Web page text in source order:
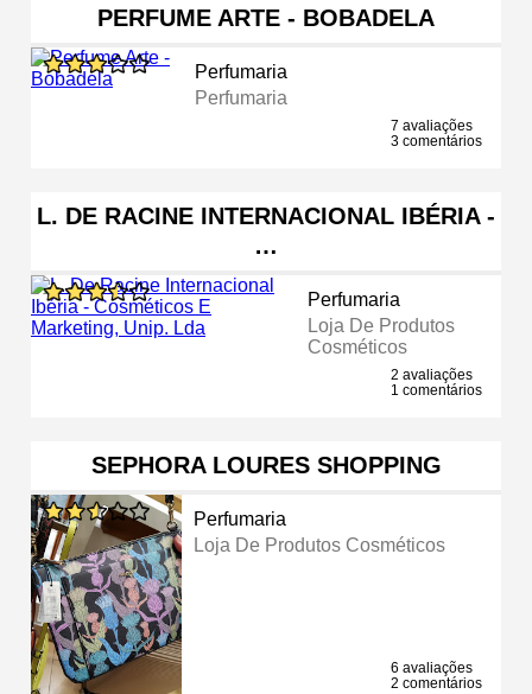
PERFUME ARTE - BOBADELA
Perfumaria
Perfumaria
7 avaliações
3 comentários
L. DE RACINE INTERNACIONAL IBÉRIA -
…
Perfumaria
Loja De Produtos
Cosméticos
2 avaliações
1 comentários
SEPHORA LOURES SHOPPING
Perfumaria
Loja De Produtos Cosméticos
6 avaliações
2 comentários